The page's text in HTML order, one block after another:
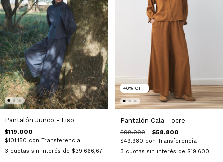
Pantalón Junco - Liso
$119.000
$101.150 con Transferencia
3 cuotas sin interés de $39.666,67
40% OFF
Pantalón Cala - ocre
$98.000 $58.800
$49.980 con Transferencia
3 cuotas sin interés de $19.600